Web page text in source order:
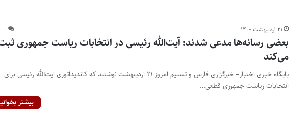
۲۱ اردیبهشت ۱۴۰۰ ۰
بعضی رسانه‌ها مدعی شدند: آیت‌الله رئیسی در انتخابات ریاست جمهوری
می‌کند
پایگاه خبری اختبار– خبرگزاری فارس و تسنیم امروز ۲۱ اردیبهشت نوشتند که کاندیداتوری آیت‌الله رئیسی برای
انتخابات ریاست جمهوری قطعی…
بیشتر